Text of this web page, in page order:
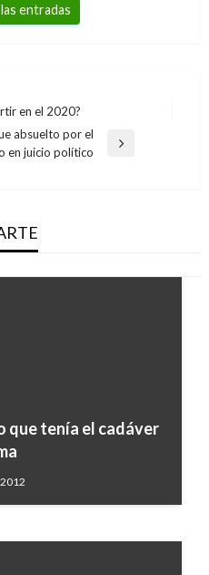
entradas
en el 2020?
absuelto por el
en juicio político
que tenía el cadáver